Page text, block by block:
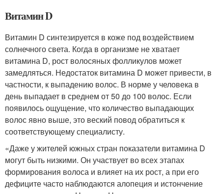
Витамин D
Витамин D синтезируется в коже под воздействием
солнечного света. Когда в организме не хватает
витамина D, рост волосяных фолликулов может
замедляться. Недостаток витамина D может привести, в
частности, к выпадению волос. В норме у человека в
день выпадает в среднем от 50 до 100 волос. Если
появилось ощущение, что количество выпадающих
волос явно выше, это веский повод обратиться к
соответствующему специалисту.
«Даже у жителей южных стран показатели витамина D
могут быть низкими. Он участвует во всех этапах
формирования волоса и влияет на их рост, а при его
дефиците часто наблюдаются алопеция и истончение